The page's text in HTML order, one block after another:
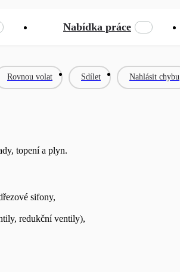
Nabídka práce
Rovnou volat Sdílet Nahlásit chybu
topení a plyn.
sifony,
redukční ventily),